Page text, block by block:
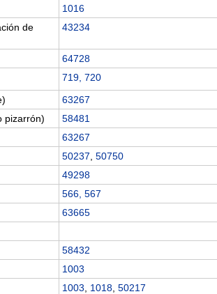
1016
de
43234
64728
719, 720
63267
pizarrón)
58481
63267
50237 50750
49298
566, 567
63665
58432
1003
1003 1018 50217